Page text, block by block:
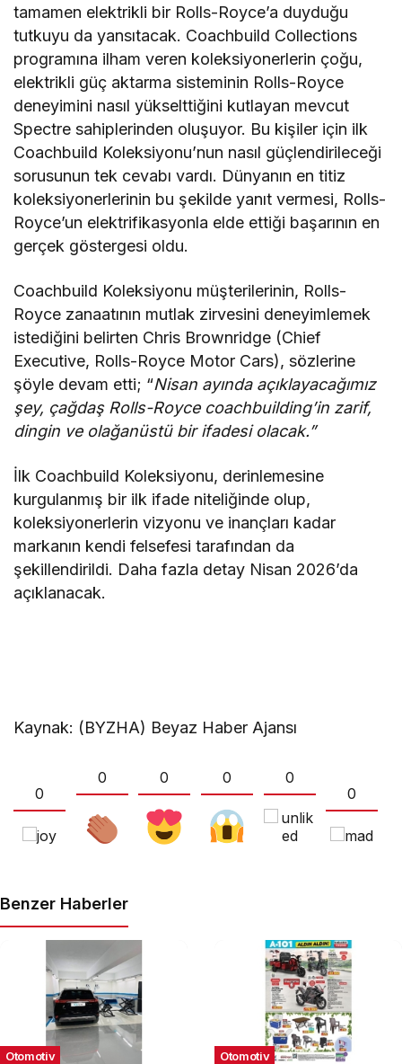
tamamen elektrikli bir Rolls-Royce’a duyduğu
tutkuyu da yansıtacak. Coachbuild Collections
programına ilham veren koleksiyonerlerin çoğu,
elektrikli güç aktarma sisteminin Rolls-Royce
deneyimini nasıl yükselttiğini kutlayan mevcut
Spectre sahiplerinden oluşuyor. Bu kişiler için ilk
Coachbuild Koleksiyonu’nun nasıl güçlendirileceği
sorusunun tek cevabı vardı. Dünyanın en titiz
koleksiyonerlerinin bu şekilde yanıt vermesi, Rolls-
Royce’un elektrifikasyonla elde ettiği başarının en
gerçek göstergesi oldu.
Coachbuild Koleksiyonu müşterilerinin, Rolls-
Royce zanaatının mutlak zirvesini deneyimlemek
istediğini belirten Chris Brownridge (Chief
Executive, Rolls-Royce Motor Cars), sözlerine
şöyle devam etti; “Nisan ayında açıklayacağımız
şey, çağdaş Rolls-Royce coachbuilding’in zarif,
dingin ve olağanüstü bir ifadesi olacak.”
İlk Coachbuild Koleksiyonu, derinlemesine
kurgulanmış bir ilk ifade niteliğinde olup,
koleksiyonerlerin vizyonu ve inançları kadar
markanın kendi felsefesi tarafından da
şekillendirildi. Daha fazla detay Nisan 2026’da
açıklanacak.
Kaynak: (BYZHA) Beyaz Haber Ajansı
0
0 0 0
0
0
Benzer Haberler
Otomotiv Otomotiv